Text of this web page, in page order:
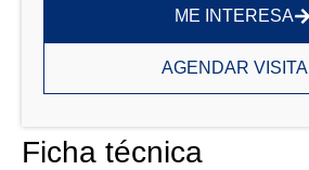
ME INTERESA
AGENDAR VISITA
Ficha técnica